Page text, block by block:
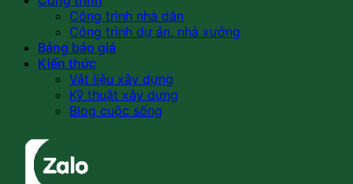
Công trình nhà dân
Công trình dự án, nhà xưởng
Bảng báo giá
Kiến thức
Vật liệu xây dựng
Kỹ thuật xây dựng
Blog cuộc sống